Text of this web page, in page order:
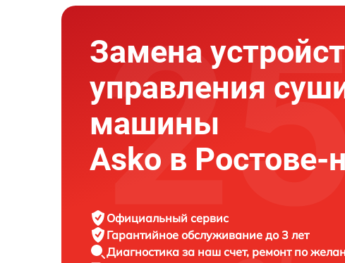
Замена
управления
машины
Asko в Ростове-
Официальный сервис
Гарантийное обслуживание до 3 лет
Диагностика за наш счет, ремонт по